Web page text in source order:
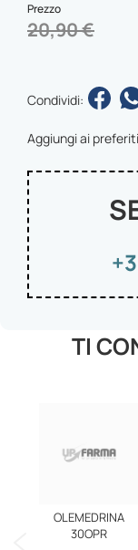
Prezzo
20,90 €
Condividi:
Aggiungi ai
TI
OLEMEDRINA
30OPR